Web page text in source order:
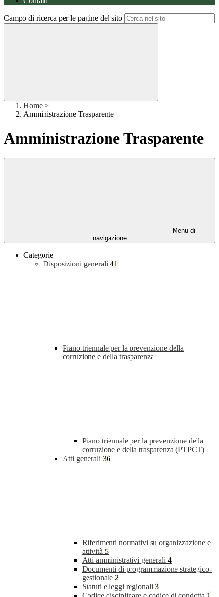
Campo di ricerca per le pagine del sito
Home >
Amministrazione Trasparente
Amministrazione Trasparente
Menu di
navigazione
Categorie
Disposizioni generali 41
Piano triennale per la prevenzione della
corruzione e della trasparenza
Piano triennale per la prevenzione della
corruzione e della trasparenza (PTPCT)
Atti generali 36
Riferimenti normativi su organizzazione e
attività 5
Atti amministrativi generali 4
Documenti di programmazione strategico-
gestionale 2
Statuti e leggi regionali 3